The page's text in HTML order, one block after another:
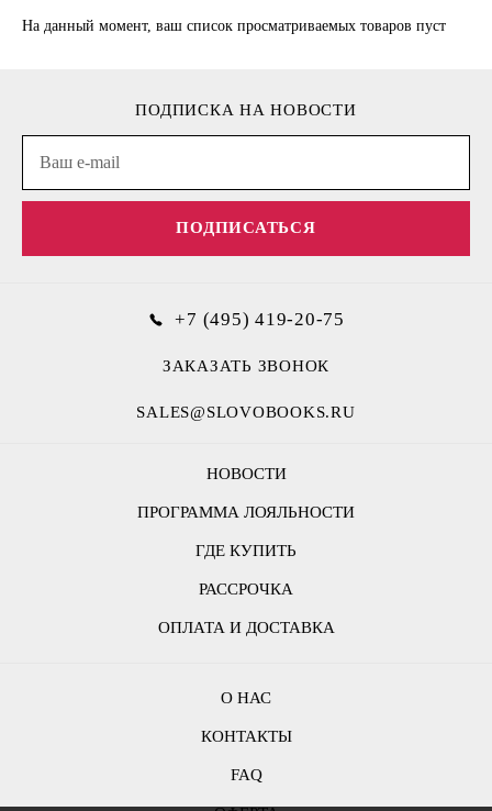
На данный момент, ваш список просматриваемых товаров пуст
НОВОСТИ
ПРОГРАММА ЛОЯЛЬНОСТИ
ГДЕ КУПИТЬ
РАССРОЧКА
ОПЛАТА И ДОСТАВКА
ПОДПИСКА НА НОВОСТИ
ПОДПИСАТЬСЯ
О НАС
КОНТАКТЫ
FAQ
+7 (495) 419-20-75
ЗАКАЗАТЬ ЗВОНОК
SALES@SLOVOBOOKS.RU